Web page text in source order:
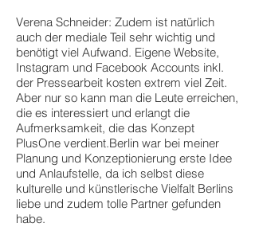
Verena Schneider: Zudem ist natürlich
auch der mediale Teil sehr wichtig und
benötigt viel Aufwand. Eigene Website,
Instagram und Facebook Accounts inkl.
der Pressearbeit kosten extrem viel Zeit.
Aber nur so kann man die Leute erreichen,
die es interessiert und erlangt die
Aufmerksamkeit, die das Konzept
PlusOne verdient.Berlin war bei meiner
Planung und Konzeptionierung erste Idee
und Anlaufstelle, da ich selbst diese
kulturelle und künstlerische Vielfalt Berlins
liebe und zudem tolle Partner gefunden
habe.